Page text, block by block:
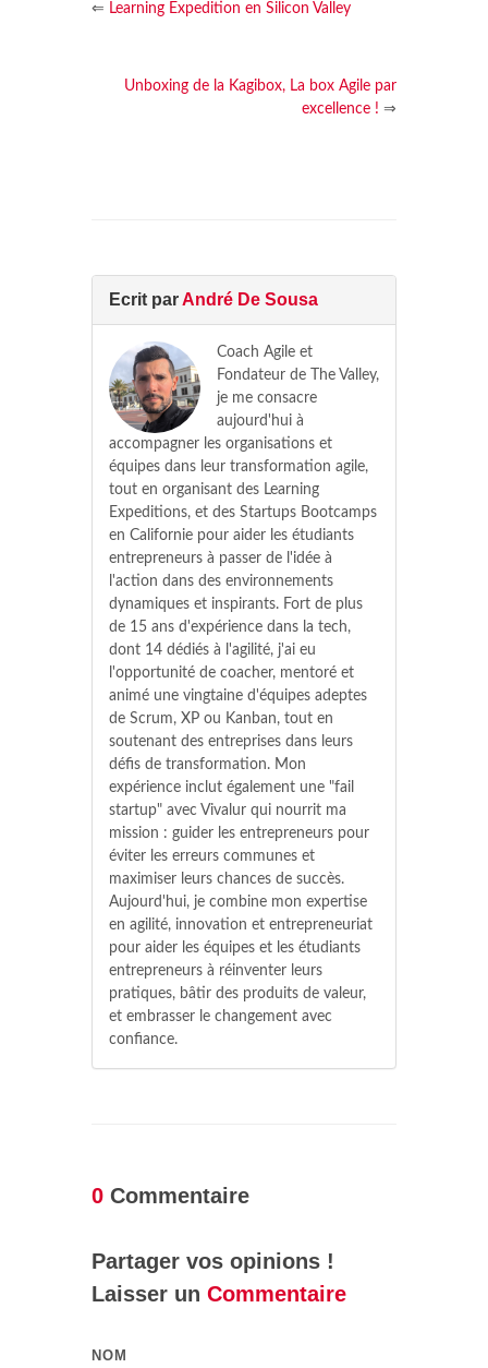
⇐ Learning Expedition en Silicon Valley
Unboxing de la Kagibox, La box Agile par
excellence ! ⇒
Ecrit parAndré De Sousa
Coach Agile et
Fondateur de The Valley,
je me consacre
aujourd'hui à
accompagner les organisations et
équipes dans leur transformation agile,
tout en organisant des Learning
Expeditions, et des Startups Bootcamps
en Californie pour aider les étudiants
entrepreneurs à passer de l'idée à
l'action dans des environnements
dynamiques et inspirants. Fort de plus
de 15 ans d'expérience dans la tech,
dont 14 dédiés à l'agilité, j'ai eu
l'opportunité de coacher, mentoré et
animé une vingtaine d'équipes adeptes
de Scrum, XP ou Kanban, tout en
soutenant des entreprises dans leurs
défis de transformation. Mon
expérience inclut également une "fail
startup" avec Vivalur qui nourrit ma
mission : guider les entrepreneurs pour
éviter les erreurs communes et
maximiser leurs chances de succès.
Aujourd'hui, je combine mon expertise
en agilité, innovation et entrepreneuriat
pour aider les équipes et les étudiants
entrepreneurs à réinventer leurs
pratiques, bâtir des produits de valeur,
et embrasser le changement avec
confiance.
0 Commentaire
Partager vos opinions !
Laisser un Commentaire
NOM